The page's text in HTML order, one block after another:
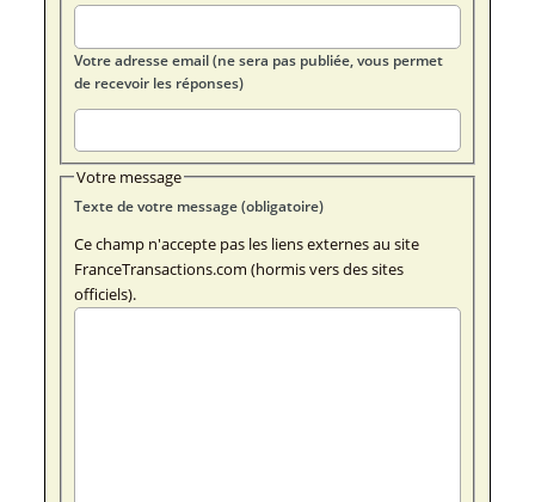
Votre adresse email (ne sera pas publiée, vous permet
de recevoir les réponses)
Votre message
Texte de votre message (obligatoire)
Ce champ n'accepte pas les liens externes au site
FranceTransactions.com (hormis vers des sites
officiels).